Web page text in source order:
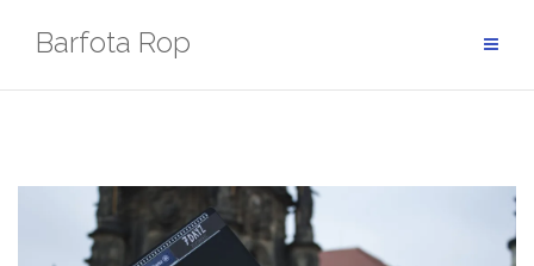
Barfota Rop